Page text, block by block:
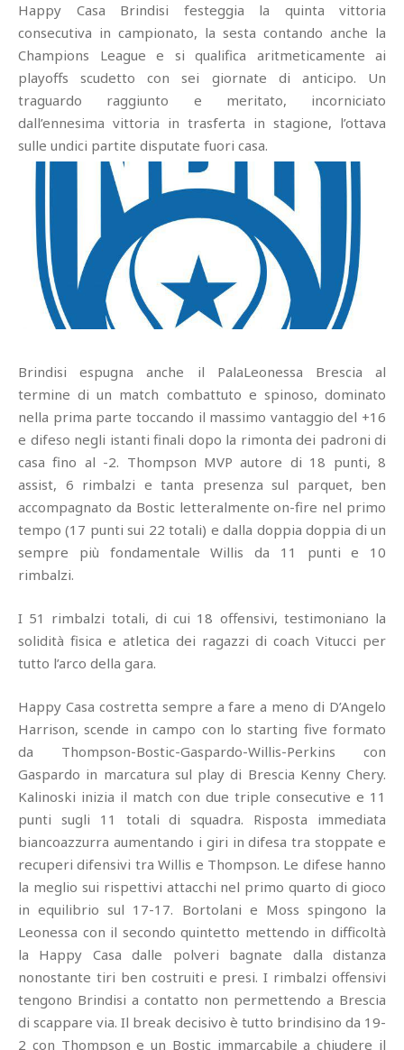
Happy Casa Brindisi festeggia la quinta vittoria
consecutiva in campionato, la sesta contando anche la
Champions League e si qualifica aritmeticamente ai
playoffs scudetto con sei giornate di anticipo. Un
traguardo raggiunto e meritato, incorniciato
dall’ennesima vittoria in trasferta in stagione, l’ottava
sulle undici partite disputate fuori casa.
Brindisi espugna anche il PalaLeonessa Brescia al
termine di un match combattuto e spinoso, dominato
nella prima parte toccando il massimo vantaggio del +16
e difeso negli istanti finali dopo la rimonta dei padroni di
casa fino al -2. Thompson MVP autore di 18 punti, 8
assist, 6 rimbalzi e tanta presenza sul parquet, ben
accompagnato da Bostic letteralmente on-fire nel primo
tempo (17 punti sui 22 totali) e dalla doppia doppia di un
sempre più fondamentale Willis da 11 punti e 10
rimbalzi.
I 51 rimbalzi totali, di cui 18 offensivi, testimoniano la
solidità fisica e atletica dei ragazzi di coach Vitucci per
tutto l’arco della gara.
Happy Casa costretta sempre a fare a meno di D’Angelo
Harrison, scende in campo con lo starting five formato
da Thompson-Bostic-Gaspardo-Willis-Perkins con
Gaspardo in marcatura sul play di Brescia Kenny Chery.
Kalinoski inizia il match con due triple consecutive e 11
punti sugli 11 totali di squadra. Risposta immediata
biancoazzurra aumentando i giri in difesa tra stoppate e
recuperi difensivi tra Willis e Thompson. Le difese hanno
la meglio sui rispettivi attacchi nel primo quarto di gioco
in equilibrio sul 17-17. Bortolani e Moss spingono la
Leonessa con il secondo quintetto mettendo in difficoltà
la Happy Casa dalle polveri bagnate dalla distanza
nonostante tiri ben costruiti e presi. I rimbalzi offensivi
tengono Brindisi a contatto non permettendo a Brescia
di scappare via. Il break decisivo è tutto brindisino da 19-
2 con Thompson e un Bostic immarcabile a chiudere il